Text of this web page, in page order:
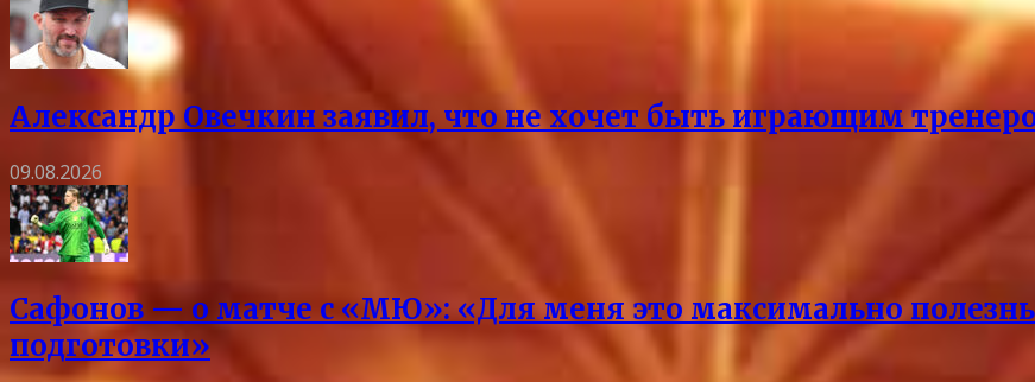
Александр Овечкин заявил, что не хочет быть играющим
09.08.2026
Сафонов — о матче с «МЮ»: «Для меня это максимально
подготовки»